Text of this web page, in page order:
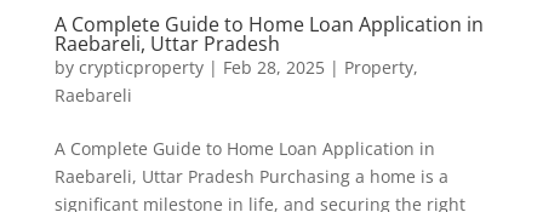
A Complete Guide to Home Loan Application in
Raebareli, Uttar Pradesh
by crypticproperty| Feb 28, 2025| Property,
Raebareli
A Complete Guide to Home Loan Application in
Raebareli, Uttar Pradesh Purchasing a home is a
significant milestone in life, and securing the right